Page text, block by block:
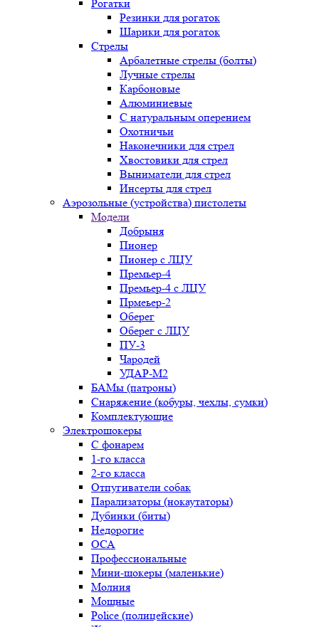
Рогатки
Резинки для рогаток
Шарики для рогаток
Стрелы
Арбалетные стрелы (болты)
Лучные стрелы
Карбоновые
Алюминиевые
С натуральным оперением
Охотничьи
Наконечники для стрел
Хвостовики для стрел
Выниматели для стрел
Инсерты для стрел
Аэрозольные (устройства) пистолеты
Модели
Добрыня
Пионер
Пионер с ЛЦУ
Премьер-4
Премьер-4 с ЛЦУ
Прмеьер-2
Оберег
Оберег с ЛЦУ
ПУ-3
Чародей
УДАР-М2
БАМы (патроны)
Снаряжение (кобуры, чехлы, сумки)
Комплектующие
Электрошокеры
С фонарем
1-го класса
2-го класса
Отпугиватели собак
Парализаторы (нокаутаторы)
Дубинки (биты)
Недорогие
ОСА
Профессиональные
Мини-шокеры (маленькие)
Молния
Мощные
Police (полицейские)